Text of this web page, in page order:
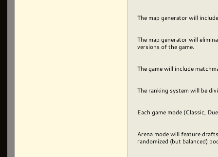
The map generator will
The map generator will
versions of the game.
The game will include
The ranking system will be
Each game mode (Classic,
Arena mode will feature
randomized (but balanced)